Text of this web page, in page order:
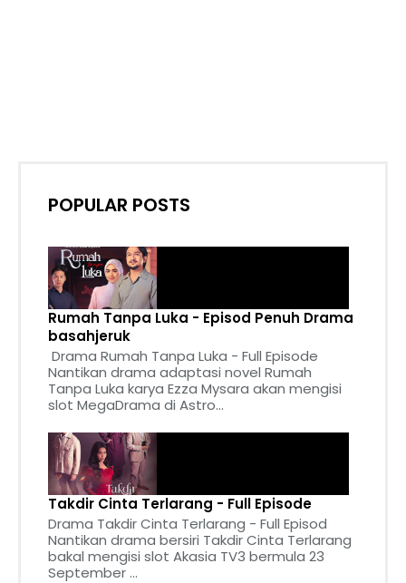
POPULAR POSTS
Rumah Tanpa Luka - Episod Penuh Drama
basahjeruk
Drama Rumah Tanpa Luka - Full Episode
Nantikan drama adaptasi novel Rumah
Tanpa Luka karya Ezza Mysara akan mengisi
slot MegaDrama di Astro...
Takdir Cinta Terlarang - Full Episode
Drama Takdir Cinta Terlarang - Full Episod
Nantikan drama bersiri Takdir Cinta Terlarang
bakal mengisi slot Akasia TV3 bermula 23
September ...